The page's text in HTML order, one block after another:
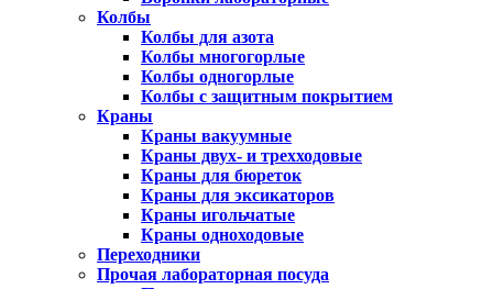
Колбы
Колбы для азота
Колбы многогорлые
Колбы одногорлые
Колбы с защитным покрытием
Краны
Краны вакуумные
Краны двух- и трехходовые
Краны для бюреток
Краны для эксикаторов
Краны игольчатые
Краны одноходовые
Переходники
Прочая лабораторная посуда